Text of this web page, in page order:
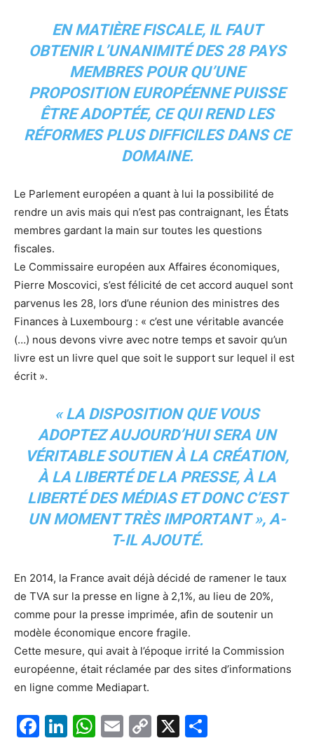
EN MATIÈRE FISCALE, IL FAUT
OBTENIR L’UNANIMITÉ DES 28 PAYS
MEMBRES POUR QU’UNE
PROPOSITION EUROPÉENNE PUISSE
ÊTRE ADOPTÉE, CE QUI REND LES
RÉFORMES PLUS DIFFICILES DANS CE
DOMAINE.
Le Parlement européen a quant à lui la possibilité de
rendre un avis mais qui n’est pas contraignant, les États
membres gardant la main sur toutes les questions
fiscales.
Le Commissaire européen aux Affaires économiques,
Pierre Moscovici, s’est félicité de cet accord auquel sont
parvenus les 28, lors d’une réunion des ministres des
Finances à Luxembourg : « c’est une véritable avancée
(…) nous devons vivre avec notre temps et savoir qu’un
livre est un livre quel que soit le support sur lequel il est
écrit ».
« LA DISPOSITION QUE VOUS
ADOPTEZ AUJOURD’HUI SERA UN
VÉRITABLE SOUTIEN À LA CRÉATION,
À LA LIBERTÉ DE LA PRESSE, À LA
LIBERTÉ DES MÉDIAS ET DONC C’EST
UN MOMENT TRÈS IMPORTANT », A-
T-IL AJOUTÉ.
En 2014, la France avait déjà décidé de ramener le taux
de TVA sur la presse en ligne à 2,1%, au lieu de 20%,
comme pour la presse imprimée, afin de soutenir un
modèle économique encore fragile.
Cette mesure, qui avait à l’époque irrité la Commission
européenne, était réclamée par des sites d’informations
en ligne comme Mediapart.
F
Li W E
C
X